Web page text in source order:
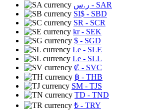
ر.س - SAR
SI$ - SBD
SR - SCR
kr- SEK
$ - SGD
Le - SLE
Le - SLL
₡ - SVC
฿ - THB
ЅМ - TJS
TD - TND
₺ - TRY